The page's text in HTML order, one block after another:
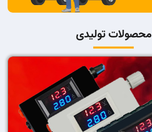
محصولات تولیدی